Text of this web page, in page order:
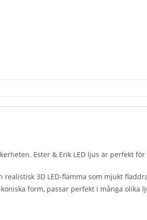
Ester & Erik LED ljus är perfekt
realistisk 3D LED-flamma som mjukt
form, passar perfekt i många olika